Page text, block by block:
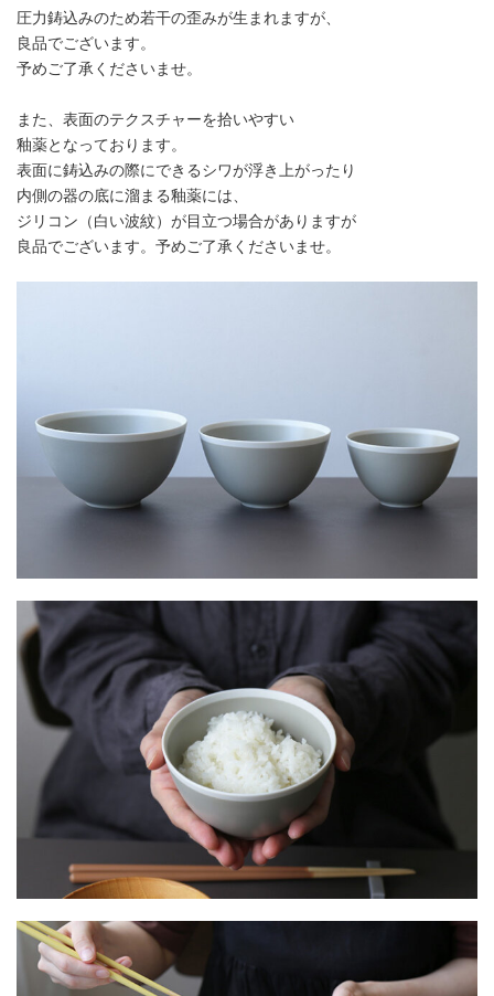
圧力鋳込みのため若干の歪みが生まれますが、
良品でございます。
予めご了承くださいませ。
また、表面のテクスチャーを拾いやすい
釉薬となっております。
表面に鋳込みの際にできるシワが浮き上がったり
内側の器の底に溜まる釉薬には、
ジリコン（白い波紋）が目立つ場合がありますが
良品でございます。予めご了承くださいませ。